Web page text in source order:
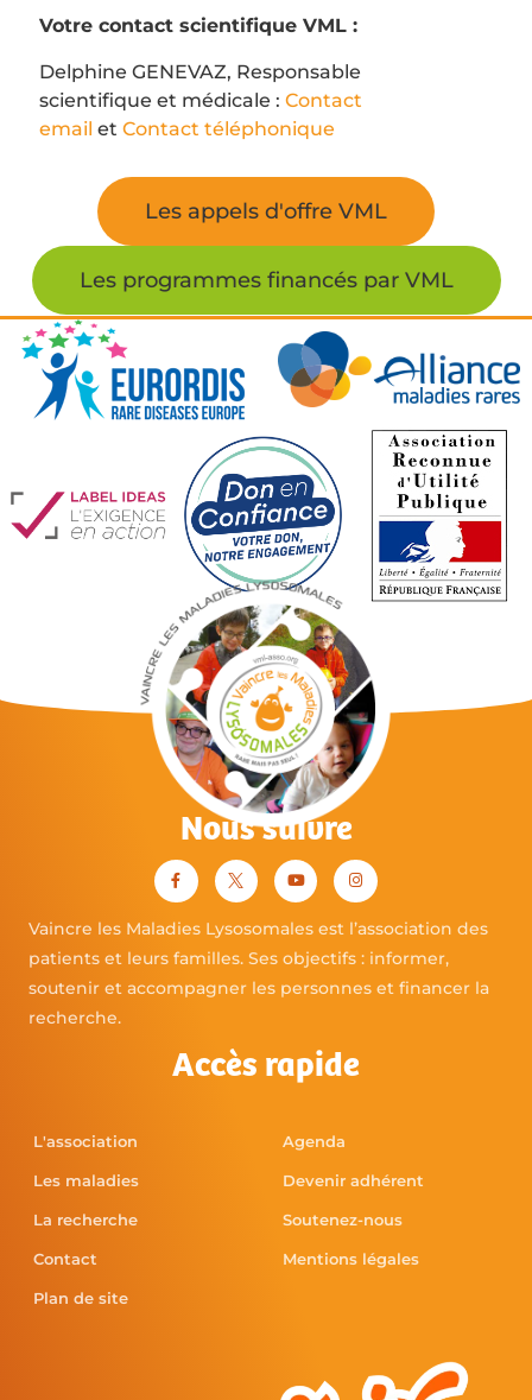
Votre contact scientifique VML :
Delphine GENEVAZ, Responsable
scientifique et médicale :Contact
email etContact téléphonique
Les appels d'offre VML
Les programmes financés par VML
Nous suivre
Vaincre les Maladies Lysosomales est l’association des
patients et leurs familles. Ses objectifs : informer,
soutenir et accompagner les personnes et financer la
recherche.
Accès rapide
L'association
Les maladies
La recherche
Contact
Plan de site
Agenda
Devenir adhérent
Soutenez-nous
Mentions légales